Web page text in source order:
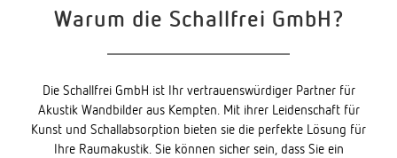
Warum die Schallfrei GmbH?
Die Schallfrei GmbH ist Ihr vertrauenswürdiger Partner für
Akustik Wandbilder aus Kempten. Mit ihrer Leidenschaft für
Kunst und Schallabsorption bieten sie die perfekte Lösung für
Ihre Raumakustik. Sie können sicher sein, dass Sie ein